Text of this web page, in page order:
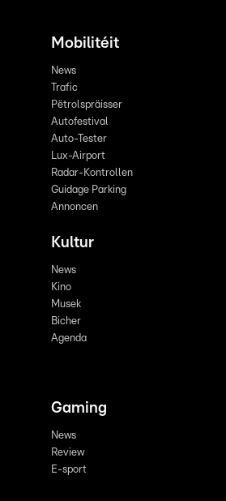
Mobilitéit
News
Trafic
Pëtrolspräisser
Autofestival
Auto-Tester
Lux-Airport
Radar-Kontrollen
Guidage Parking
Annoncen
Kultur
News
Kino
Musek
Bicher
Agenda
Gaming
News
Review
E-sport